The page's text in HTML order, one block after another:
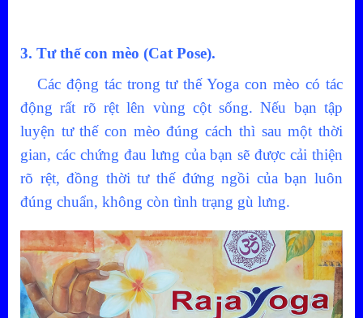
3. Tư thế con mèo (Cat Pose).
Các động tác trong tư thế Yoga con mèo có tác
động rất rõ rệt lên vùng cột sống. Nếu bạn tập
luyện tư thế con mèo đúng cách thì sau một thời
gian, các chứng đau lưng của bạn sẽ được cải thiện
rõ rệt, đồng thời tư thế đứng ngồi của bạn luôn
đúng chuẩn, không còn tình trạng gù lưng.